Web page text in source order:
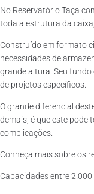
No Reservatório Taça
toda a estrutura da
Construído em formato
necessidades de
grande altura. Seu
de projetos específicos.
O grande diferencial
demais, é que este pode
complicações.
Conheça mais sobre os
Capacidades entre